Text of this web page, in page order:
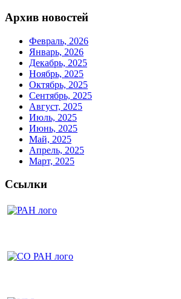
Архив новостей
Февраль, 2026
Январь, 2026
Декабрь, 2025
Ноябрь, 2025
Октябрь, 2025
Сентябрь, 2025
Август, 2025
Июль, 2025
Июнь, 2025
Май, 2025
Апрель, 2025
Март, 2025
Ссылки